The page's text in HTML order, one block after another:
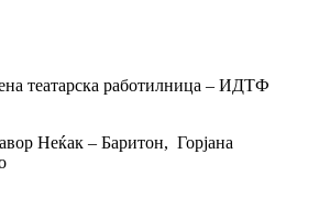
театарска работилница – ИДТФ
Неќак – Баритон, Горјана